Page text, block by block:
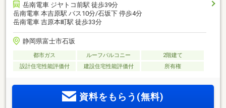
岳南電車 ジヤトコ前駅 徒歩39分
岳南電車 本吉原駅 バス10分/石坂下 停歩4分
岳南電車 吉原本町駅 徒歩33分
静岡県富士市石坂
都市ガス ルーフバルコニー
2階建て
設計住宅性能評価付
建設住宅性能評価付 所有権
資料をもらう(無料)